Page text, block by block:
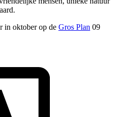
in oktober op de Gros Plan 09